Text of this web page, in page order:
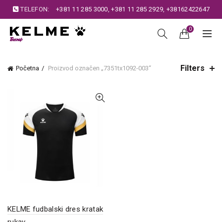
TELEFON: +381 11 285 3000,+381 11 285 2929, +38162422647
0
Početna Proizvod označen „7351tx1092-003“ Filters
KELME fudbalski dres kratak